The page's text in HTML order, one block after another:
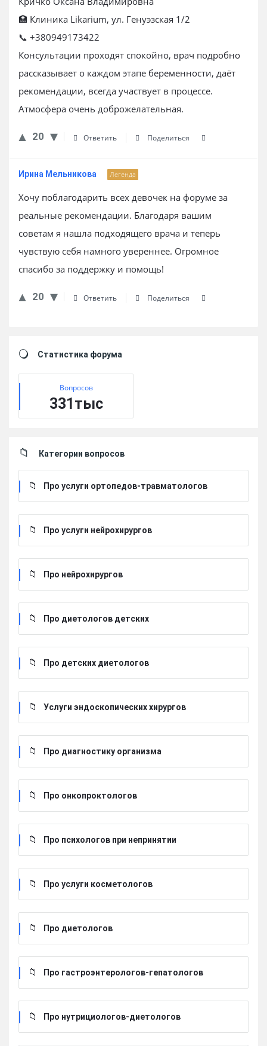
🏥 Клиника Likarium, ул. Генуэзская 1/2
📞 +380949173422
Консультации проходят спокойно, врач подробно
рассказывает о каждом этапе беременности, даёт
рекомендации, всегда участвует в процессе.
Атмосфера очень доброжелательная.
20 Ответить Поделиться
Ирина Мельникова Легенда
Хочу поблагодарить всех девочек на форуме за
реальные рекомендации. Благодаря вашим
советам я нашла подходящего врача и теперь
чувствую себя намного увереннее. Огромное
спасибо за поддержку и помощь!
20 Ответить Поделиться
Статистика форума
Вопросов
331тыс
Категории вопросов
Про услуги ортопедов-травматологов
Про услуги нейрохирургов
Про нейрохирургов
Про диетологов детских
Про детских диетологов
Услуги эндоскопических хирургов
Про диагностику организма
Про онкопроктологов
Про психологов при непринятии
Про услуги косметологов
Про диетологов
Про гастроэнтерологов-гепатологов
Про нутрициологов-диетологов